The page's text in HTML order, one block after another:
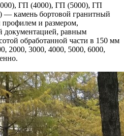
ГП (4000), ГП (5000), ГП
— камень бортовой гранитный
и размером,
документацией, равным
обработанной части в 150 мм
2000, 3000, 4000, 5000, 6000,